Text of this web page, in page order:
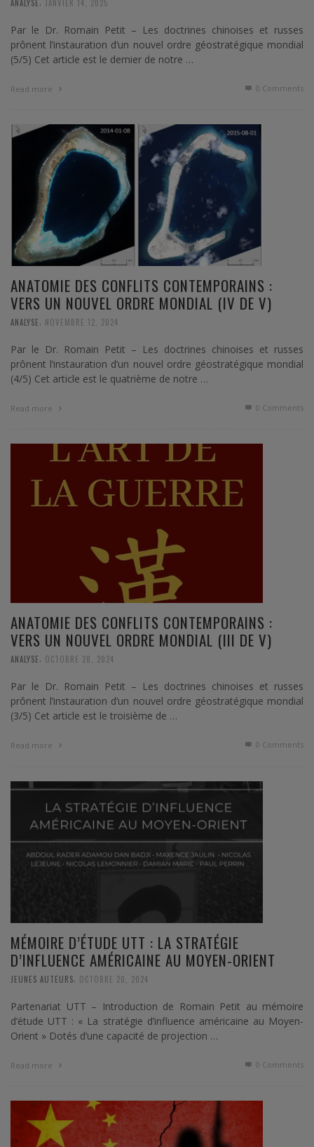
ANALYSE JANVIER 14, 2025
Par le Dr. Romain Petit – Les doctrines chinoises et russes
prônent l’instauration d’un nouvel ordre géostratégique mondial
(5/5) Cet article est le dernier de notre …
Read more 0 Comments
ANATOMIE DES CONFLITS CONTEMPORAINS :
VERS UN NOUVEL ORDRE MONDIAL (IV DE V)
ANALYSE NOVEMBRE 12, 2024
Par le Dr. Romain Petit – Les doctrines chinoises et russes
prônent l’instauration d’un nouvel ordre géostratégique mondial
(4/5) Cet article est le quatrième de notre …
Read more 0 Comments
ANATOMIE DES CONFLITS CONTEMPORAINS :
VERS UN NOUVEL ORDRE MONDIAL (III DE V)
ANALYSE OCTOBRE 28, 2024
Par le Dr. Romain Petit – Les doctrines chinoises et russes
prônent l’instauration d’un nouvel ordre géostratégique mondial
(3/5) Cet article est le troisième de …
Read more 0 Comments
MÉMOIRE D’ÉTUDE UTT : LA STRATÉGIE
D’INFLUENCE AMÉRICAINE AU MOYEN-ORIENT
JEUNES AUTEURS OCTOBRE 20, 2024
Partenariat UTT – Introduction de Romain Petit au mémoire
d’étude UTT : « La stratégie d’influence américaine au Moyen-
Orient » Dotés d’une capacité de projection …
Read more 0 Comments